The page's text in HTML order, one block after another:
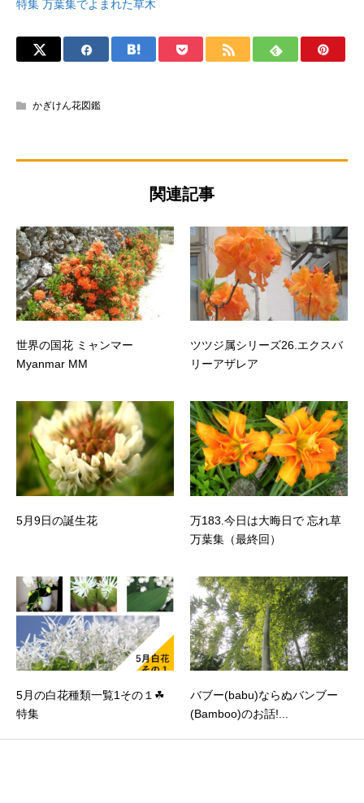
特集 万葉集でよまれた草木
かぎけん花図鑑
関連記事
世界の国花 ミャンマー
Myanmar MM
ツツジ属シリーズ26.エクスバ
リーアザレア
5月9日の誕生花
万183.今日は大晦日で 忘れ草
万葉集（最終回）
5月の白花種類一覧1その１☘
特集
バブー(babu)ならぬバンブー
(Bamboo)のお話!...